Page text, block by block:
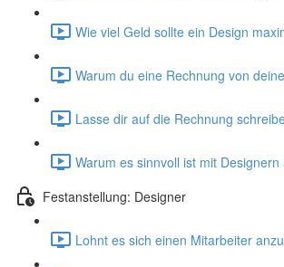
Wie viel Geld sollte ein Design
Warum du eine Rechnung von
Lasse dir auf die Rechnung
Warum es sinnvoll ist mit
Festanstellung: Designer
Lohnt es sich einen Mitarbeiter